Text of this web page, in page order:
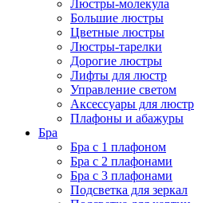
Люстры-молекула
Большие люстры
Цветные люстры
Люстры-тарелки
Дорогие люстры
Лифты для люстр
Управление светом
Аксессуары для люстр
Плафоны и абажуры
Бра
Бра с 1 плафоном
Бра с 2 плафонами
Бра с 3 плафонами
Подсветка для зеркал